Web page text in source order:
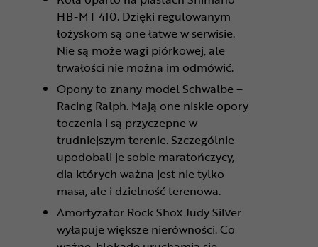
HB-MT 410. Dzięki regulowanym
łożyskom są one łatwe w serwisie.
Nie są może wagi piórkowej, ale
trwałości nie można im odmówić.
Opony to znany model Schwalbe –
Racing Ralph. Mają one niskie opory
toczenia i są przyczepne w
trudniejszym terenie. Szczególnie
upodobali je sobie maratończycy,
dla których ważna jest nie tylko
masa, ale i dzielność terenowa.
Amortyzator Rock Shox Judy Silver
wyłapuje większe nierówności. Co